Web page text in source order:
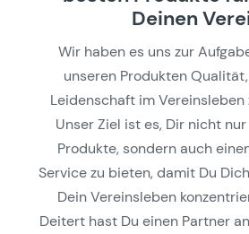
Deinen
Wir haben es uns zur
unseren Produkten
Leidenschaft im Vereinsleben
Unser Ziel ist es, Dir nicht
Produkte, sondern auch
Service zu bieten, damit Du
Dein Vereinsleben
Deitert hast Du einen Partner